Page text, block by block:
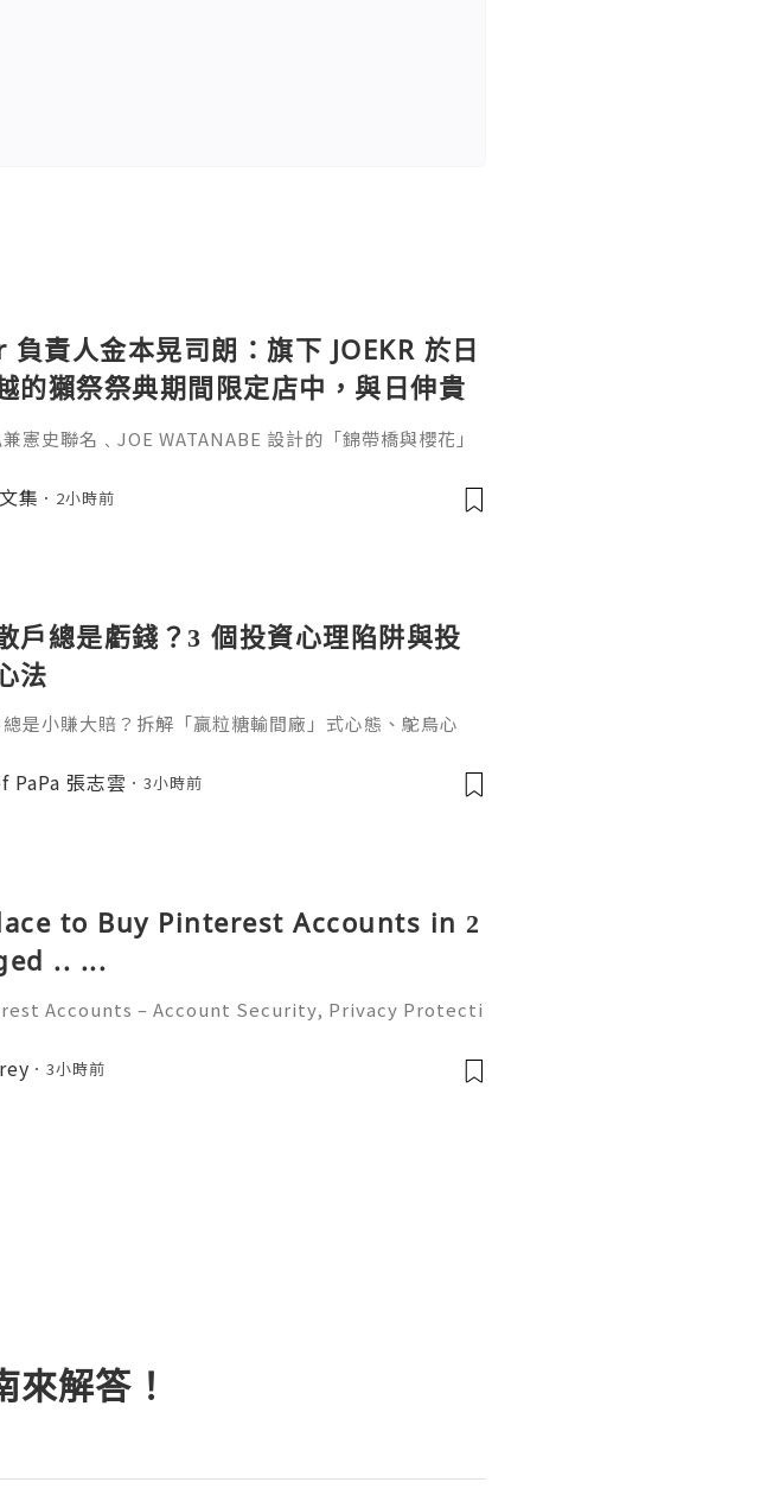
責人金本晃司朗：旗下 JOEKR 於日
的獺祭祭典期間限定店中，與日伸貴
京銀器工匠一同參展
憲史聯名﹑JOE WATANABE 設計的「錦帶橋與櫻花」
旗下飾品及銀器品牌「JOEKR」，於 2026 年 5 月 13
週三至週二）期間，在日本橋三越本店舉行的「獺祭」
集 2小時前
戶總是虧錢？3 個投資心理陷阱與投
法
是小賺大賠？拆解「贏粒糖輸間廠」式心態、鴕鳥心
的買賣換股、換位思考與投資管理框架。
PaPa 張志雲 3小時前
to Buy Pinterest Accounts in 2
.. ...
Accounts – Account Security, Privacy Protecti
& Reliable 24/7 Customer Support 💫💎💲💫🌐✨
:+1 (506) 541-7768 💫💎💲💫🌐✨💎Tele
3小時前
解答！